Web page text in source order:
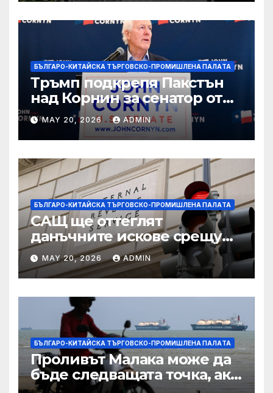
БЪЛГАРО-КИТАЙСКА ТЪРГОВСКО-ПРОМИШЛЕНА ПАЛAТА
Тръмп подкрепя Пакстън
над Корнин за сенатор от
Тексас в шокираща
подкрепа
MAY 20, 2026 ADMIN
БЪЛГАРО-КИТАЙСКА ТЪРГОВСКО-ПРОМИШЛЕНА ПАЛAТА
САЩ ще оттеглят
данъчните искове срещу
Тръмп „завинаги“ в
сделката за съдебно дело с
IRS
MAY 20, 2026 ADMIN
БЪЛГАРО-КИТАЙСКА ТЪРГОВСКО-ПРОМИШЛЕНА ПАЛAТА
Проливът Малака може да
бъде следващата точка, ако